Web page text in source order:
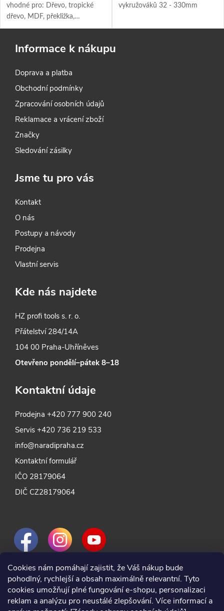
Cookies nám pomáhají zajistit, že Váš nákup bude
pohodlný, rychlejší a obsah maximálně relevantní. Tyto
cookies umožňují plné fungování e-shopu, personalizaci
reklam a analýzu pro neustálé zlepšování. Více informací a
vhodné pro: Dřevo, tropické
dřevo, MDF, překližka,
dřevotříska, multiplex atd.
tvrdosti stěrky 5). Vláknitý
Plasty (PVC, Nylon, Trespa,
vykružováků 32 - 330mm
Informace k nákupu
Doprava a platba
Obchodní podmínky
Zpracování osobních údajů
Reklamace a vrácení zboží
Značky
Sledování zásilky
Jsme tu pro vás
Kontakt
O nás
Postupy a návody
Prodejna
Vlastní servis
Kde nás najdete
HZ profi tools s. r. o.
Přátelství 284/14A
104 00 Praha-Uhříněves
Otevřeno pondělí–pátek 8–18
Kontaktní údaje
Prodejna+420 777 900 240
Servis+420 736 219 533
info@naradipraha.cz
Kontaktní formulář
IČO 28179064
DIČ CZ28179064